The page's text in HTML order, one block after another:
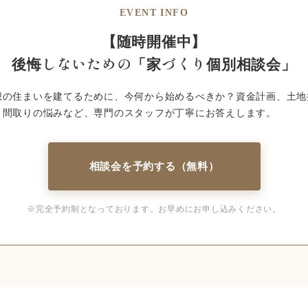
EVENT INFO
【随時開催中】
後悔しないための 「家づくり個別相談会」
の住まいを建てるために、今何から始めるべきか？資金計画、土
間取りの悩みなど、専門のスタッフが丁寧にお答えします。
相談会を予約する（無料）
※完全予約制となっております。 お早めにお申し込みください。